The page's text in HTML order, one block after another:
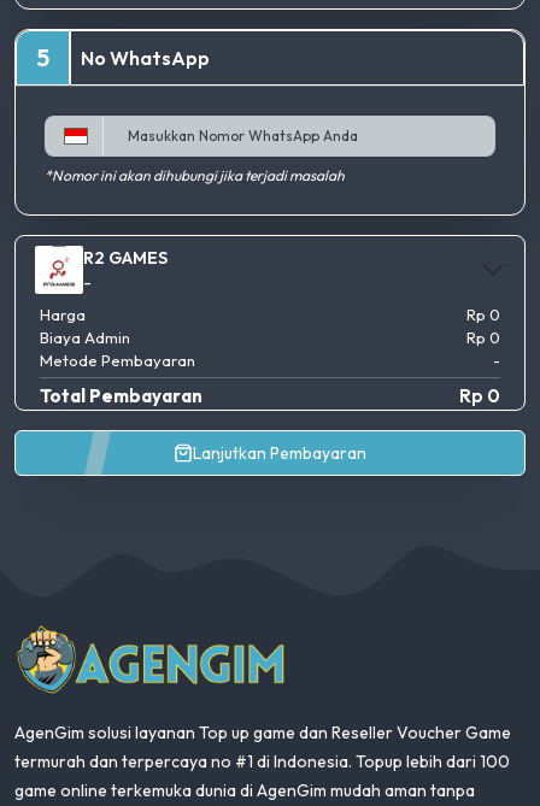
5 No WhatsApp
*Nomor ini akan dihubungi jika terjadi masalah
R2 GAMES
-
Harga
Rp 0
Biaya Admin
Rp 0
Metode Pembayaran
-
Total Pembayaran Rp 0
Lanjutkan Pembayaran
AgenGim
AgenGim solusi layanan Top up game dan Reseller Voucher Game
termurah dan terpercaya no #1 di Indonesia. Topup lebih dari 100
game online terkemuka dunia di AgenGim mudah aman tanpa